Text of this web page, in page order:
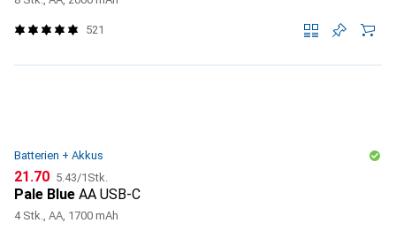
521
Batterien + Akkus
CHF
21.70 CHF
5.43/1Stk.
Pale Blue AA USB-C
4 Stk., AA, 1700 mAh